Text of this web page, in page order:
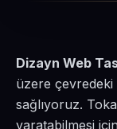
Dizayn Web
üzere çevredeki
sağlıyoruz.
yaratabilmesi